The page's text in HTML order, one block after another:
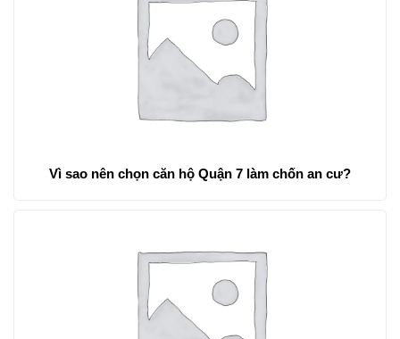
Vì sao nên chọn căn hộ Quận 7 làm chốn an cư?